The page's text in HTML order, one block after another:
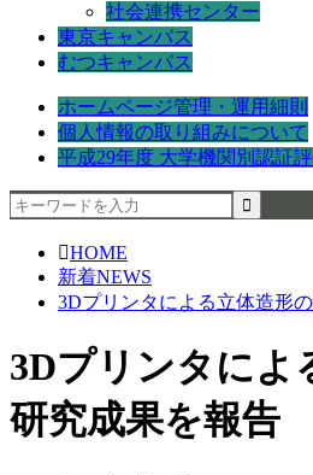
社会連携センター
東京キャンパス
むつキャンパス
ホームページ管理・運用細則
個人情報の取り組みについて
平成29年度 大学機関別認証
HOME
新着NEWS
3Dプリンタによる立体造形
3Dプリンタによ
研究成果を報告